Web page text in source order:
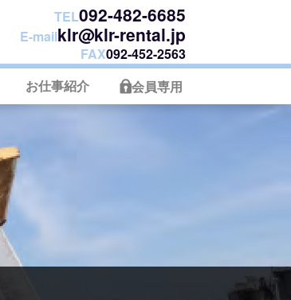
TEL092-482-6685
E-mailklr@klr-rental.jp
FAX092-452-2563
お仕事紹介 会員専用